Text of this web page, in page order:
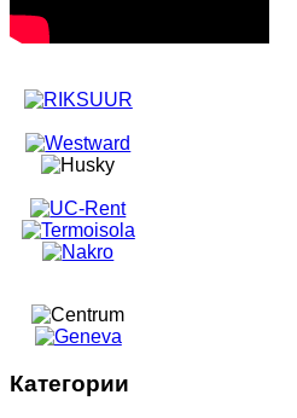
Категории